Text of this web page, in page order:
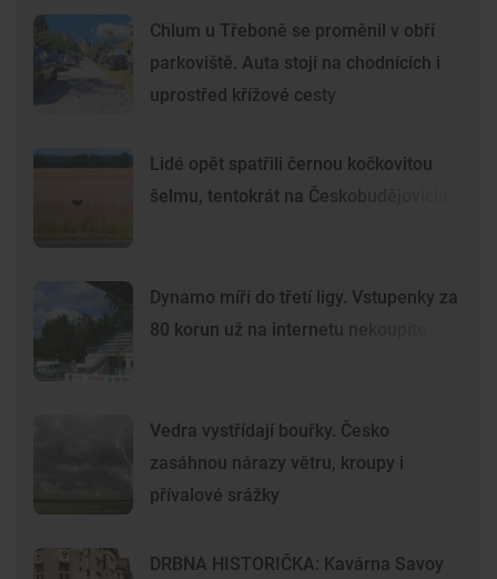
Chlum u Třeboně se proměnil v obří
parkoviště. Auta stojí na chodnících i
uprostřed křížové cesty
Lidé opět spatřili černou kočkovitou
šelmu, tentokrát na Českobudějovicku
Dynamo míří do třetí ligy. Vstupenky za
80 korun už na internetu nekoupíte
Vedra vystřídají bouřky. Česko
zasáhnou nárazy větru, kroupy i
přívalové srážky
DRBNA HISTORIČKA: Kavárna Savoy